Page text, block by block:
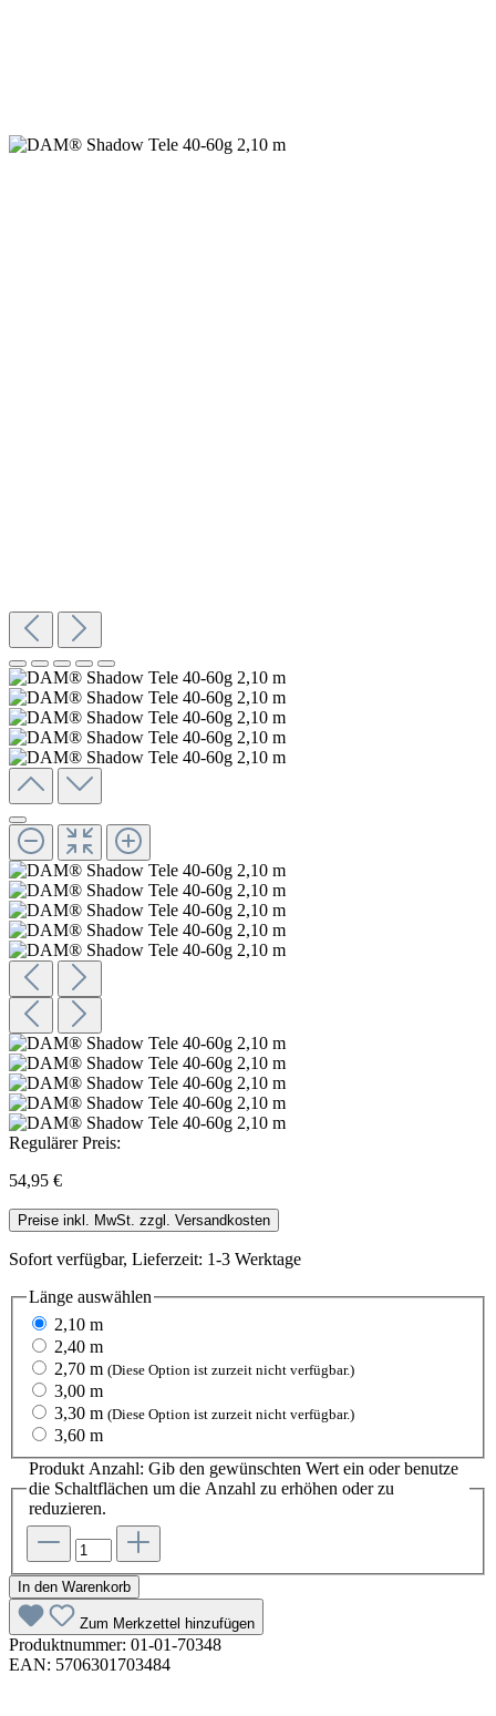
Regulärer Preis:
54,95 €
Preise inkl. MwSt. zzgl. Versandkosten
Sofort verfügbar, Lieferzeit: 1-3 Werktage
Länge auswählen
2,10 m
2,40 m
2,70 m (Diese Option ist zurzeit nicht verfügbar.)
3,00 m
3,30 m (Diese Option ist zurzeit nicht verfügbar.)
3,60 m
Produkt Anzahl: Gib den gewünschten Wert ein oder benutze
die Schaltflächen um die Anzahl zu erhöhen oder zu
reduzieren.
In den Warenkorb
Zum Merkzettel hinzufügen
Produktnummer: 01-01-70348
EAN: 5706301703484